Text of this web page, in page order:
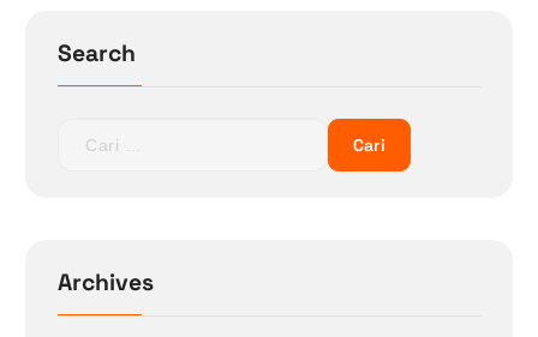
Search
n
tArchives